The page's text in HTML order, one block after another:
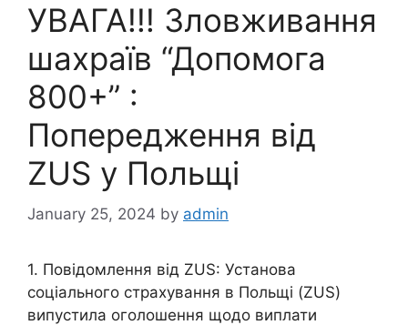
УВАГА!!! Зловживання
шахраїв “Допомога
800+” :
Попередження від
ZUS у Польщі
January 25, 2024 by admin
1. Повідомлення від ZUS: Установа
соціального страхування в Польщі (ZUS)
випустила оголошення щодо виплати